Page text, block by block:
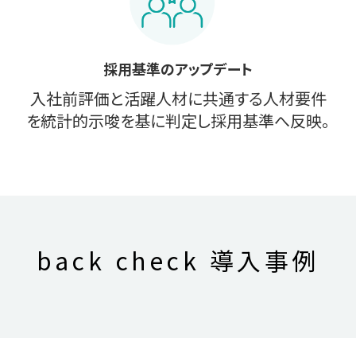
採用基準のアップデート
入社前評価と活躍人材に共通する人材要件
を統計的示唆を基に判定し採用基準へ反映。
back check 導入事例